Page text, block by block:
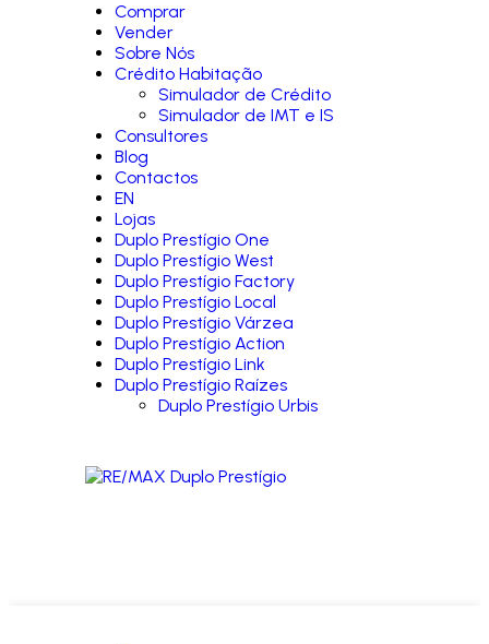
Comprar
Vender
Sobre Nós
Crédito Habitação
Simulador de Crédito
Simulador de IMT e IS
Consultores
Blog
Contactos
EN
Lojas
Duplo Prestígio One
Duplo Prestígio West
Duplo Prestígio Factory
Duplo Prestígio Local
Duplo Prestígio Várzea
Duplo Prestígio Action
Duplo Prestígio Link
Duplo Prestígio Raízes
Duplo Prestígio Urbis